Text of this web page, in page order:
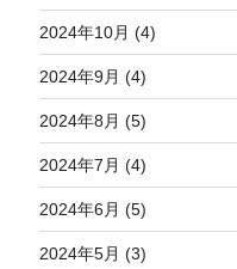
2024年10月 (4)
2024年9月 (4)
2024年8月 (5)
2024年7月 (4)
2024年6月 (5)
2024年5月 (3)